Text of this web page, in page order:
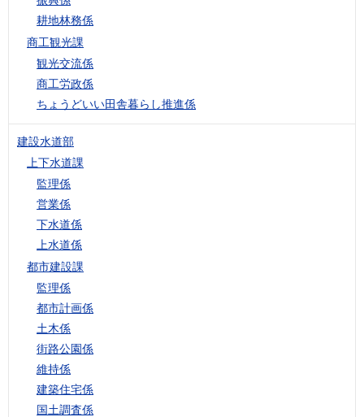
耕地林務係
商工観光課
観光交流係
商工労政係
ちょうどいい田舎暮らし推進係
建設水道部
上下水道課
監理係
営業係
下水道係
上水道係
都市建設課
監理係
都市計画係
土木係
街路公園係
維持係
建築住宅係
国土調査係